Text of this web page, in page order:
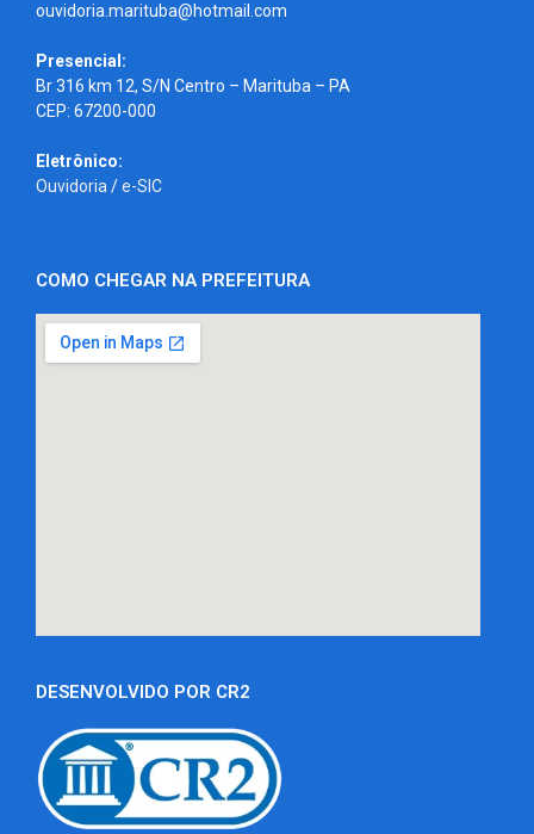
ouvidoria.marituba@hotmail.com
Presencial:
Br 316 km 12, S/N Centro – Marituba – PA
CEP: 67200-000
Eletrônico:
Ouvidoria /e-SIC
COMO CHEGAR NA PREFEITURA
DESENVOLVIDO POR CR2